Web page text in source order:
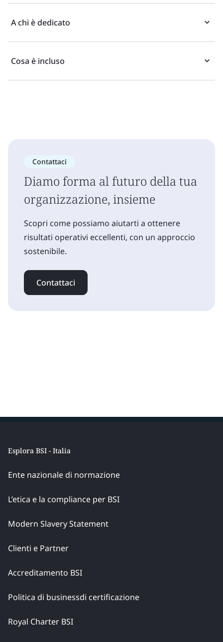
A chi è dedicato
Cosa è incluso
Contattaci
Diamo forma al futuro della tua
organizzazione, insieme
Scopri come possiamo aiutarti a ottenere
risultati operativi eccellenti, con un approccio
sostenibile.
Contattaci
Esplora BSI - Italia
Ente nazionale di normazione
L’etica e la compliance per BSI
Modern Slavery Statement
Clienti e Partner
Accreditamento BSI
Politica di businessdi certificazione
Royal Charter BSI